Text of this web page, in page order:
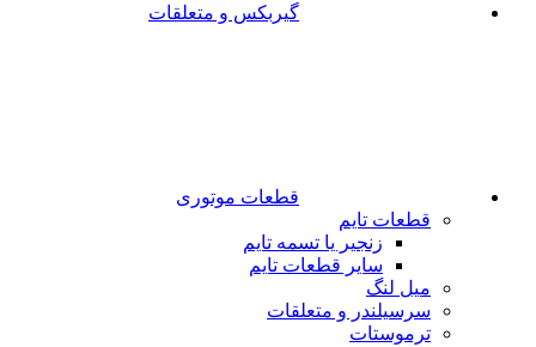
گیربکس و متعلقات
قطعات موتوری
قطعات تایم
زنجیر یا تسمه تایم
سایر قطعات تایم
میل لنگ
سرسیلندر و متعلقات
ترموستات